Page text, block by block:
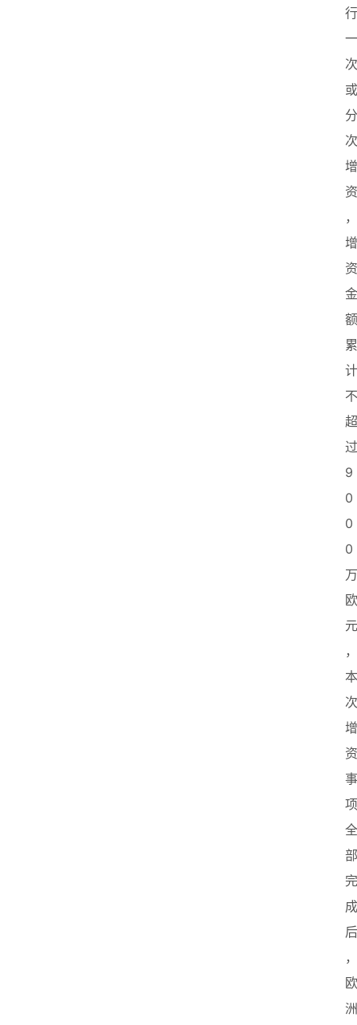
行
一
次
或
分
次
增
资
，
增
资
金
额
累
计
不
超
过
9
0
0
0
万
欧
元
，
本
次
增
资
事
项
全
部
完
成
后
，
欧
洲